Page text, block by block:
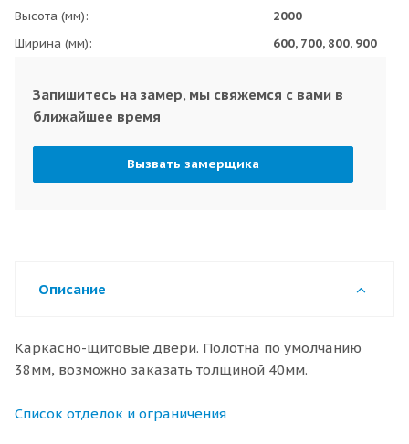
Высота (мм)
2000
Ширина (мм)
600, 700, 800, 900
Запишитесь на замер, мы свяжемся с вами в
ближайшее время
Вызвать замерщика
Описание
Каркасно-щитовые двери. Полотна по умолчанию
38мм, возможно заказать толщиной 40мм.
Список отделок и ограничения